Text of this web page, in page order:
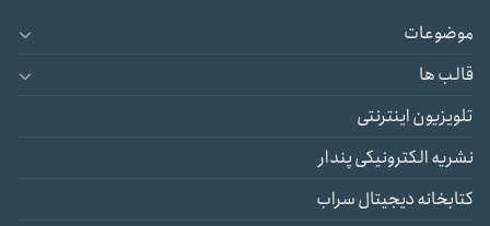
موضوعات
قالب ها
تلویزیون اینترنتی
نشریه الکترونیکی پندار
کتابخانه دیجیتال سراب